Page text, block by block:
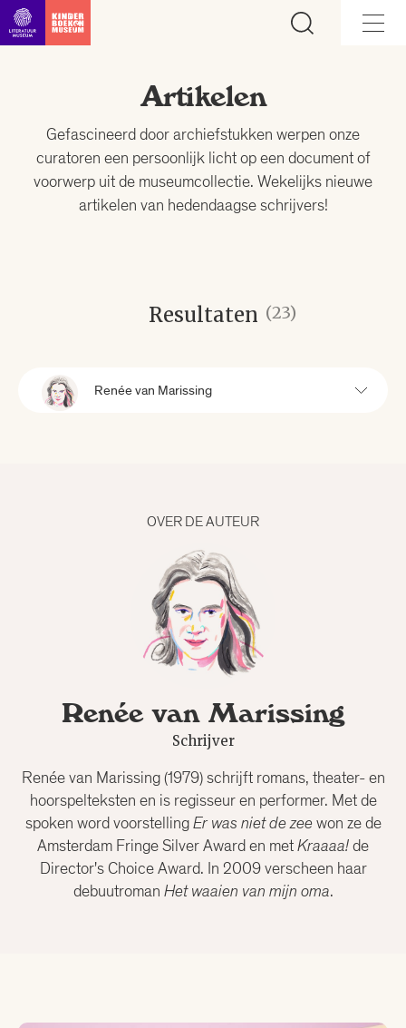
Ga direct naar inhoud
Artikelen
Gefascineerd door archiefstukken werpen onze
curatoren een persoonlijk licht op een document of
voorwerp uit de museumcollectie. Wekelijks nieuwe
artikelen van hedendaagse schrijvers!
Resultaten (23)
Renée van Marissing
Alma Mathijsen
Anne Louïse van den Dool
Bertram Mourits
Christiaan Weijts
Dean Bowen
OVER DE AUTEUR
Renée van Marissing
Schrijver
Renée van Marissing (1979) schrijft romans, theater- en
hoorspelteksten en is regisseur en performer. Met de
spoken word voorstellingEr was niet de zeewon ze de
Amsterdam Fringe Silver Award en metKraaaa!de
Director's Choice Award. In 2009 verscheen haar
debuutroman Het waaien van mijn oma.